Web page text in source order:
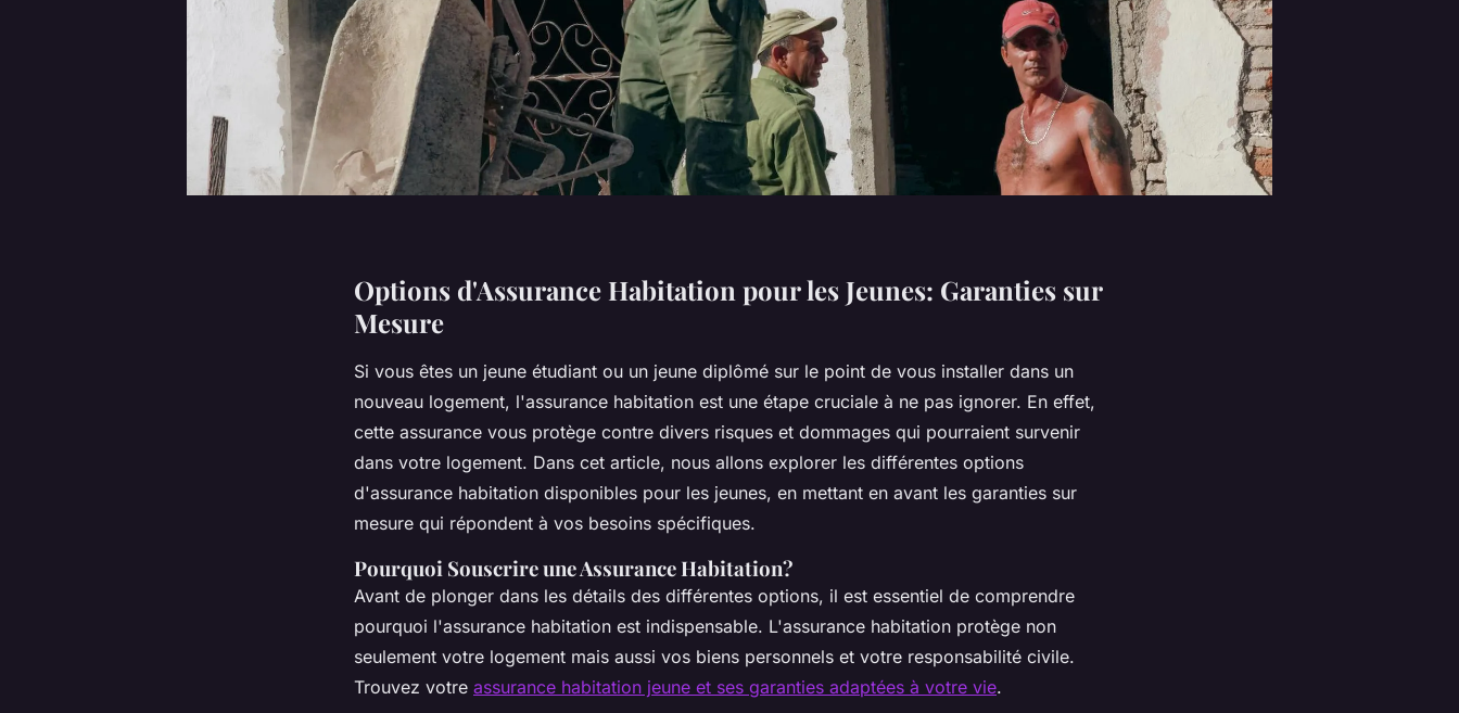
Options d'Assurance Habitation pour les Jeunes: Garanties sur
Mesure
Si vous êtes un jeune étudiant ou un jeune diplômé sur le point de vous installer dans un
nouveau logement, l'assurance habitation est une étape cruciale à ne pas ignorer. En effet,
cette assurance vous protège contre divers risques et dommages qui pourraient survenir
dans votre logement. Dans cet article, nous allons explorer les différentes options
d'assurance habitation disponibles pour les jeunes, en mettant en avant les garanties sur
mesure qui répondent à vos besoins spécifiques.
Pourquoi Souscrire une Assurance Habitation?
Avant de plonger dans les détails des différentes options, il est essentiel de comprendre
pourquoi l'assurance habitation est indispensable. L'assurance habitation protège non
seulement votre logement mais aussi vos biens personnels et votre responsabilité civile.
Trouvez votre assurance habitation jeune et ses garanties adaptées à votre vie.